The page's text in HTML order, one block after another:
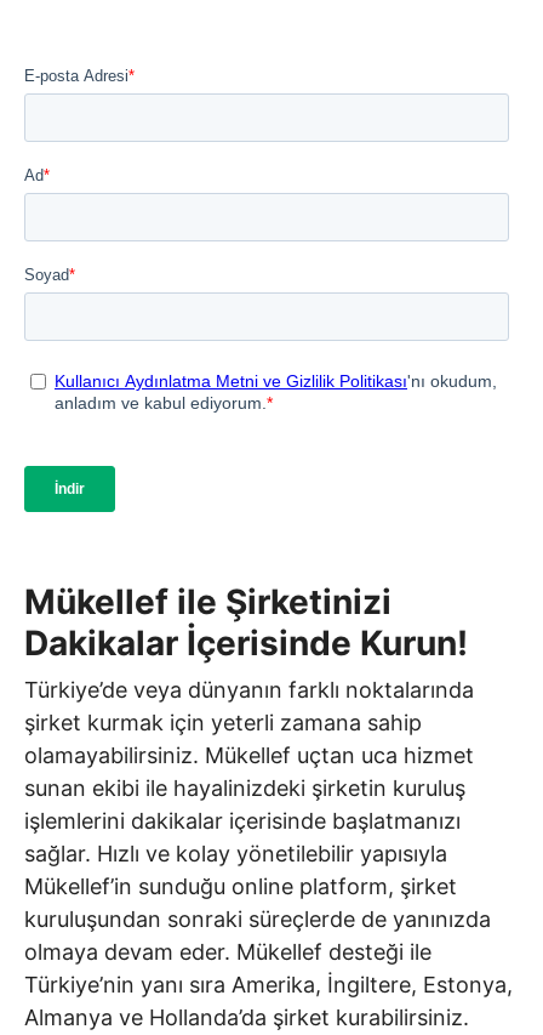
Mükellef ile Şirketinizi
Dakikalar İçerisinde Kurun!
Türkiye’de veya dünyanın farklı noktalarında
şirket kurmak için yeterli zamana sahip
olamayabilirsiniz. Mükellef uçtan uca hizmet
sunan ekibi ile hayalinizdeki şirketin kuruluş
işlemlerini dakikalar içerisinde başlatmanızı
sağlar. Hızlı ve kolay yönetilebilir yapısıyla
Mükellef’in sunduğu online platform, şirket
kuruluşundan sonraki süreçlerde de yanınızda
olmaya devam eder. Mükellef desteği ile
Türkiye’nin yanı sıra Amerika, İngiltere, Estonya,
Almanya ve Hollanda’da şirket kurabilirsiniz.